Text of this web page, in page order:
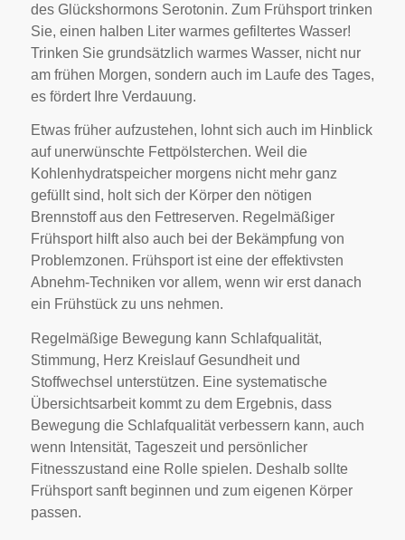
des Glückshormons Serotonin. Zum Frühsport trinken
Sie, einen halben Liter warmes gefiltertes Wasser!
Trinken Sie grundsätzlich warmes Wasser, nicht nur
am frühen Morgen, sondern auch im Laufe des Tages,
es fördert Ihre Verdauung.
Etwas früher aufzustehen, lohnt sich auch im Hinblick
auf unerwünschte Fettpölsterchen. Weil die
Kohlenhydratspeicher morgens nicht mehr ganz
gefüllt sind, holt sich der Körper den nötigen
Brennstoff aus den Fettreserven. Regelmäßiger
Frühsport hilft also auch bei der Bekämpfung von
Problemzonen. Frühsport ist eine der effektivsten
Abnehm-Techniken vor allem, wenn wir erst danach
ein Frühstück zu uns nehmen.
Regelmäßige Bewegung kann Schlafqualität,
Stimmung, Herz Kreislauf Gesundheit und
Stoffwechsel unterstützen. Eine systematische
Übersichtsarbeit kommt zu dem Ergebnis, dass
Bewegung die Schlafqualität verbessern kann, auch
wenn Intensität, Tageszeit und persönlicher
Fitnesszustand eine Rolle spielen. Deshalb sollte
Frühsport sanft beginnen und zum eigenen Körper
passen.